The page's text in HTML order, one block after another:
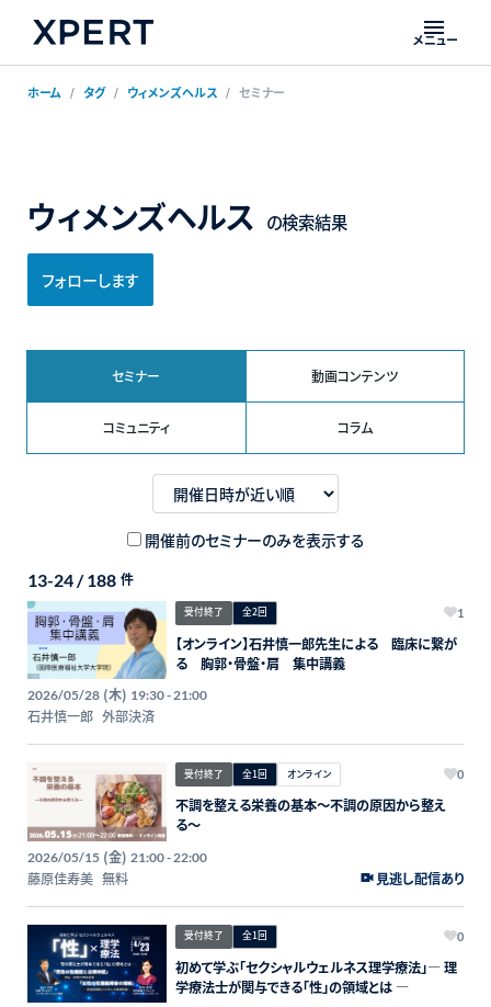
メニュー
ホーム タグ ウィメンズヘルス セミナー
ウィメンズヘルス の検索結果
フォローします
セミナー 動画コンテンツ
コミュニティ コラム
開催前のセミナーのみを表示する
13-24 / 188 件
受付終了 全2回 1
【オンライン】石井慎一郎先生による 臨床に繋が
る 胸郭・骨盤・肩 集中講義
2026/05/28 (木) 19:30 - 21:00
石井慎一郎 外部決済
受付終了 全1回 オンライン 0
不調を整える栄養の基本〜不調の原因から整え
る〜
2026/05/15 (金) 21:00 - 22:00
藤原佳寿美 無料 見逃し配信あり
受付終了 全1回 0
初めて学ぶ「セクシャルウェルネス理学療法」― 理
学療法士が関与できる「性」の領域とは ―